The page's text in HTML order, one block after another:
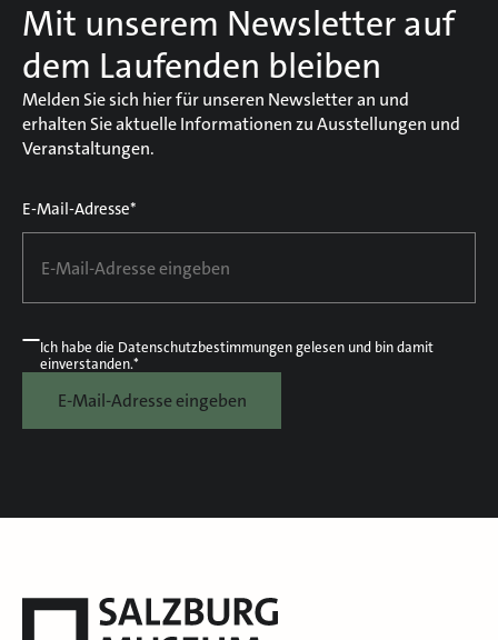
Mit unserem Newsletter auf
dem Laufenden bleiben
Melden Sie sich hier für unseren Newsletter an und
erhalten Sie aktuelle Informationen zu Ausstellungen und
Veranstaltungen.
E-Mail-Adresse*
Ich habe die Datenschutzbestimmungengelesen und bin damit
einverstanden.*
E-Mail-Adresse eingeben